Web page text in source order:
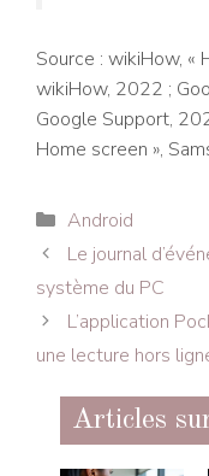
Source : wikiHow, «
wikiHow, 2022 ;
Google Support,
Home screen »,
Catégories
Android
Le journal
système du PC
L’application
une lecture hors
Articles